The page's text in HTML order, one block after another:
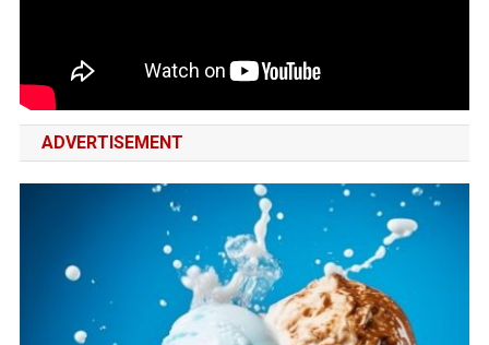
ADVERTISEMENT